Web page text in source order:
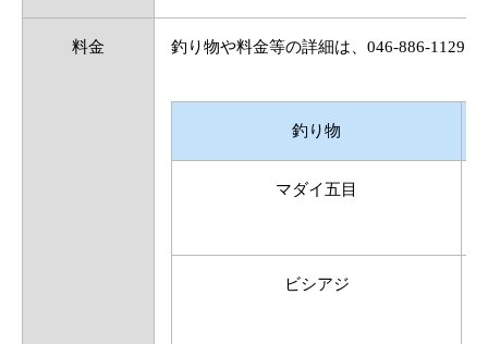
料金 釣り物や料金等の詳細は、046-886-1129
釣り物
マダイ五目
ビシアジ